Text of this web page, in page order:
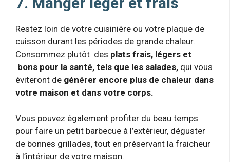
Restez loin de votre cuisinière ou votre plaque de
cuisson durant les périodes de grande chaleur.
Consommez plutôt des plats frais, légers et
bons pour la santé, tels que les salades, qui vous
éviteront de générer encore plus de chaleur dans
votre maison et dans votre corps.
Vous pouvez également profiter du beau temps
pour faire un petit barbecue à l’extérieur, déguster
de bonnes grillades, tout en préservant la fraicheur
à l’intérieur de votre maison.